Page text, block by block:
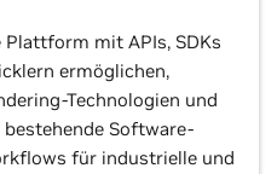
Plattform mit APIs, SDKs
ermöglichen,
Technologien und
Software-
für industrielle und